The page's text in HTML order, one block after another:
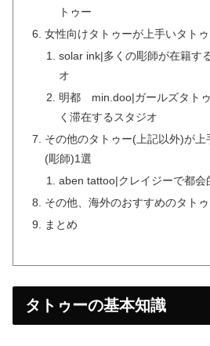
トゥー
女性向けタトゥーが上手いタト
solar ink|多くの彫師が在籍す
オ
明都 min.doo|ガールズタト
く滞在するスタジオ
その他のタトゥー(上記以外)が
(彫師)1選
aben tattoo|クレイジーで都会
その他、海外のおすすめのタト
まとめ
タトゥーの基本知識